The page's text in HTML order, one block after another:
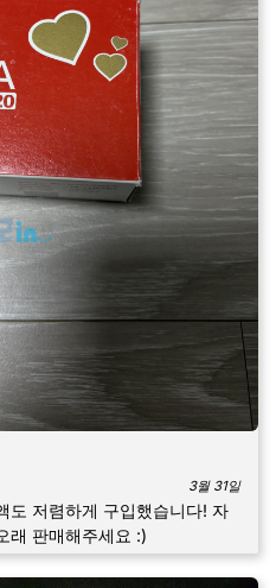
3월 31일
도 저렴하게 구입했습니다! 자
래 판매해주세요 :)